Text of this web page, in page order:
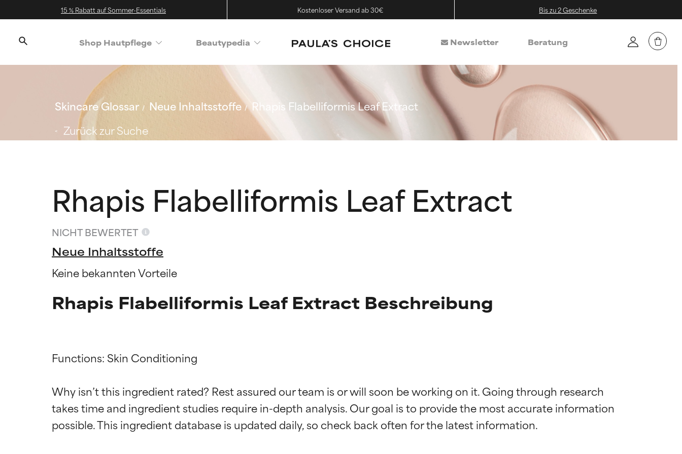
15 % Rabatt auf Sommer-Essentials Kostenloser Versand ab 30€ Bis zu 2 Geschenke
Shop Hautpflege Beautypedia Newsletter Beratung
Skincare Glossar Neue Inhaltsstoffe
Rhapis Flabelliformis Leaf Extract
Zurück zur Suche
Rhapis Flabelliformis Leaf Extract
NICHT BEWERTET
Neue Inhaltsstoffe
Keine bekannten Vorteile
Rhapis Flabelliformis Leaf Extract Beschreibung
Functions: Skin Conditioning
Why isn’t this ingredient rated? Rest assured our team is or will soon be working on it. Going through research
takes time and ingredient studies require in-depth analysis. Our goal is to provide the most accurate information
Bewertung der Inhaltsstoffe
Bewertung der Inhaltsstoffe